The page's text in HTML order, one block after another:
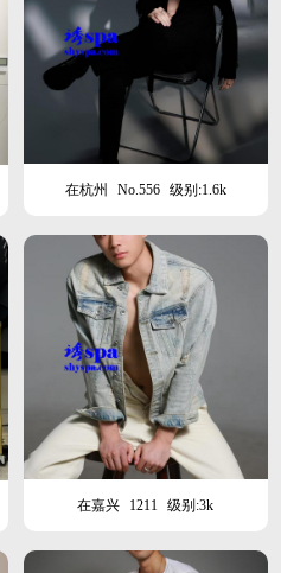
在杭州 No.556 级别:1.6k
在嘉兴 1211 级别:3k